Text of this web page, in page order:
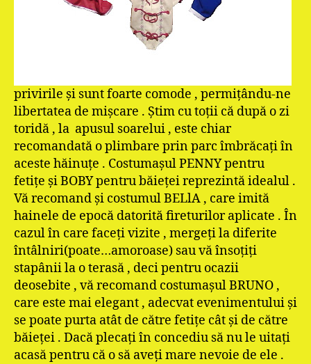
privirile şi sunt foarte comode , permiţându-ne
libertatea de mişcare . Ştim cu toţii că după o zi
toridă , la apusul soarelui , este chiar
recomandată o plimbare prin parc îmbrăcaţi în
aceste hăinuţe . Costumaşul PENNY pentru
fetiţe şi BOBY pentru băieţei reprezintă idealul .
Vă recomand şi costumul BELlA , care imită
hainele de epocă datorită fireturilor aplicate . În
cazul în care faceţi vizite , mergeţi la diferite
întâlniri(poate…amoroase) sau vă însoţiţi
stapânii la o terasă , deci pentru ocazii
deosebite , vă recomand costumaşul BRUNO ,
care este mai elegant , adecvat evenimentului şi
se poate purta atât de către fetiţe cât şi de către
băieţei . Dacă plecaţi în concediu să nu le uitaţi
acasă pentru că o să aveţi mare nevoie de ele .